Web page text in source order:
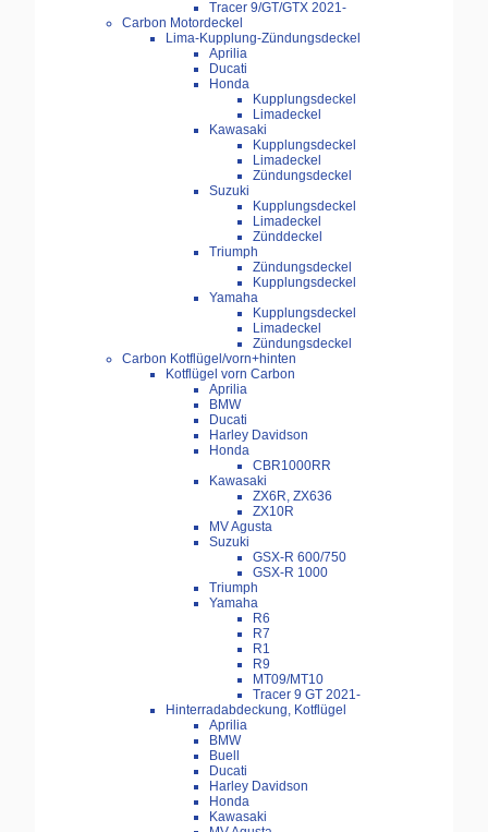
Tracer 9/GT/GTX 2021-
Carbon Motordeckel
Lima-Kupplung-Zündungsdeckel
Aprilia
Ducati
Honda
Kupplungsdeckel
Limadeckel
Kawasaki
Kupplungsdeckel
Limadeckel
Zündungsdeckel
Suzuki
Kupplungsdeckel
Limadeckel
Zünddeckel
Triumph
Zündungsdeckel
Kupplungsdeckel
Yamaha
Kupplungsdeckel
Limadeckel
Zündungsdeckel
Carbon Kotflügel/vorn+hinten
Kotflügel vorn Carbon
Aprilia
BMW
Ducati
Harley Davidson
Honda
CBR1000RR
Kawasaki
ZX6R, ZX636
ZX10R
MV Agusta
Suzuki
GSX-R 600/750
GSX-R 1000
Triumph
Yamaha
R6
R7
R1
R9
MT09/MT10
Tracer 9 GT 2021-
Hinterradabdeckung, Kotflügel
Aprilia
BMW
Buell
Ducati
Harley Davidson
Honda
Kawasaki